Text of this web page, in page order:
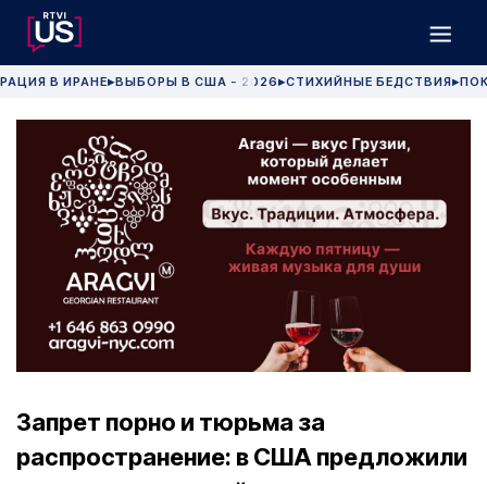
В ИРАНЕ▶ВЫБОРЫ В США - 2026 ▶СТИХИЙНЫЕ БЕДСТВИЯ▶
Запрет порно и тюрьма за
распространение: в США предложили